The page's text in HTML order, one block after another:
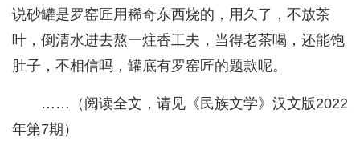
说砂罐是罗窑匠用稀奇东西烧的，用久了，不放茶
叶，倒清水进去熬一炷香工夫，当得老茶喝，还能饱
肚子，不相信吗，罐底有罗窑匠的题款呢。
……（阅读全文，请见《民族文学》汉文版2022
年第7期）